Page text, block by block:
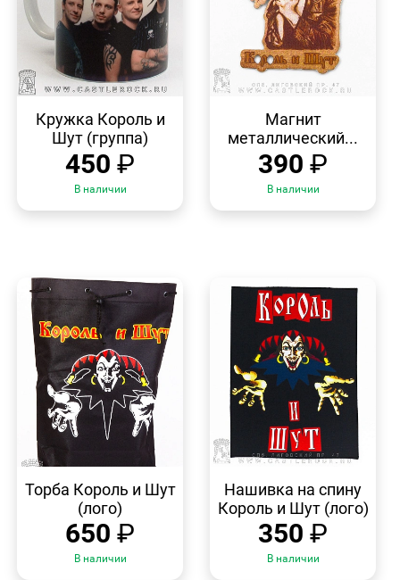
ПРОСМОТР
Кружка Король и
Шут (группа)
450 ₽
В наличии
ПРОСМОТР
Магнит
металлический...
390 ₽
В наличии
ПРОСМОТР
Торба Король и Шут
(лого)
650 ₽
В наличии
ПРОСМОТР
Нашивка на спину
Король и Шут (лого)
350 ₽
В наличии